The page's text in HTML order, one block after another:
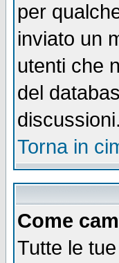
per
inviato un
utenti che
del
discussioni.
Torna in
Come
Tutte le